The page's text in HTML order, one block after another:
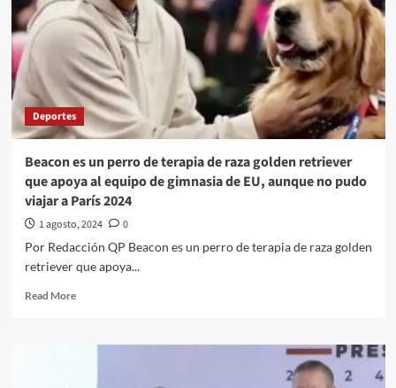
‘mañaneras’,
según
encuesta
presentada
por
Sheinbaum
Deportes
Beacon es un perro de terapia de raza golden retriever
que apoya al equipo de gimnasia de EU, aunque no pudo
viajar a París 2024
1 agosto, 2024
0
Por Redacción QP Beacon es un perro de terapia de raza golden
retriever que apoya...
Read MoreRead
Beacon